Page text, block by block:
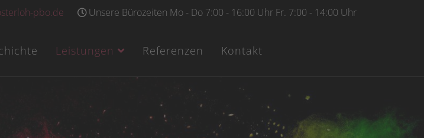
pbo.de Unsere Bürozeiten Mo - Do 7:00 - 16:00 Uhr Fr. 7:00 - 14:00 Uhr
Leistungen Referenzen Kontakt